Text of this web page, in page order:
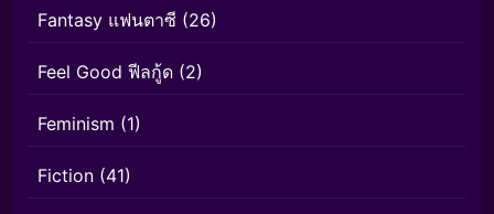
Fantasy แฟนตาซี (26)
Feel Good ฟีลกู้ด (2)
Feminism (1)
Fiction (41)